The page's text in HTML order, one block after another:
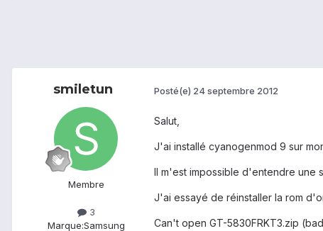
smiletun
Membre
3
Marque:Samsung
Posté(e) 24 septembre 2012
Salut,
J'ai installé cyanogenmod 9 sur
Il m'est impossible d'entendre une
J'ai essayé de réinstaller la rom
Can't open GT-5830FRKT3.zip